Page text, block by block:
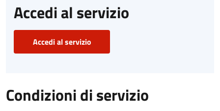
Accedi al servizio
Accedi al servizio
Condizioni di servizio